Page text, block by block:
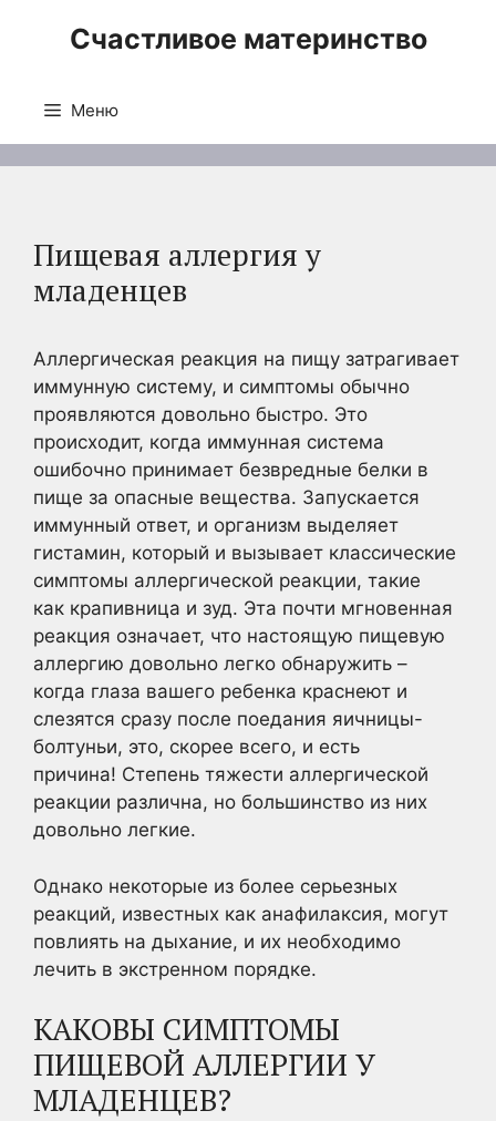
Счастливое материнство
Меню
Пищевая аллергия у
младенцев
Аллергическая реакция на пищу затрагивает
иммунную систему, и симптомы обычно
проявляются довольно быстро. Это
происходит, когда иммунная система
ошибочно принимает безвредные белки в
пище за опасные вещества. Запускается
иммунный ответ, и организм выделяет
гистамин, который и вызывает классические
симптомы аллергической реакции, такие
как крапивница и зуд. Эта почти мгновенная
реакция означает, что настоящую пищевую
аллергию довольно легко обнаружить –
когда глаза вашего ребенка краснеют и
слезятся сразу после поедания яичницы-
болтуньи, это, скорее всего, и есть
причина! Степень тяжести аллергической
реакции различна, но большинство из них
довольно легкие.
Однако некоторые из более серьезных
реакций, известных как анафилаксия, могут
повлиять на дыхание, и их необходимо
лечить в экстренном порядке.
КАКОВЫ СИМПТОМЫ
ПИЩЕВОЙ АЛЛЕРГИИ У
МЛАДЕНЦЕВ?